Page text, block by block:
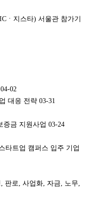
ㆍ지스타) 서울관 참가기
04-02
대응 전략 03-31
증금 지원사업 03-24
타트업 캠퍼스 입주 기업
판로, 사업화, 자금, 노무,